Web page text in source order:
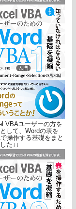
VBAユーザーの方を
して、Wordの表を
操作する基礎をまと
た↓↓